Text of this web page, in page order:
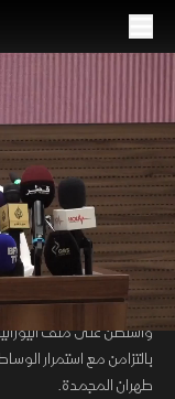
التفاهم
الاتفاق النهائي
30 يونيو 2026
أخبار الشرق
يتقدم مسار التفاهم
تربط طهران الانتقال إلى
واشنطن على ملف
بالتزامن مع استمرار
طهران المجمدة.